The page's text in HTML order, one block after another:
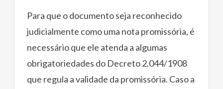
Para que o documento seja reconhecido
judicialmente como uma nota promissória, é
necessário que ele atenda a algumas
obrigatoriedades do Decreto 2.044/1908
que regula a validade da promissória. Caso a